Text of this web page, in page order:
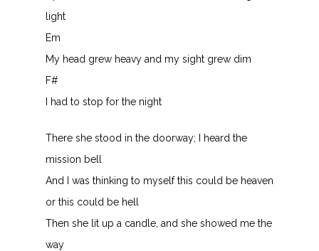
light
Em
My head grew heavy and my sight grew dim
F#
I had to stop for the night
There she stood in the doorway; I heard the
mission bell
And I was thinking to myself this could be heaven
or this could be hell
Then she lit up a candle, and she showed me the
way